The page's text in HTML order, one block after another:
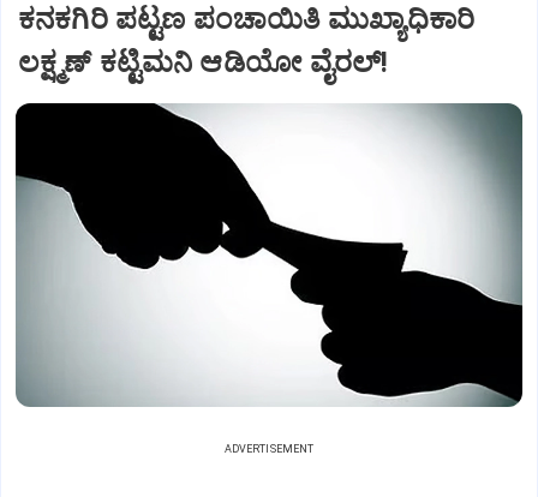
ಕನಕಗಿರಿ ಪಟ್ಟಣ ಪಂಚಾಯಿತಿ ಮುಖ್ಯಾಧಿಕಾರಿ
ಲಕ್ಷ್ಮಣ್ ಕಟ್ಟಿಮನಿ ಆಡಿಯೋ ವೈರಲ್!
ADVERTISEMENT